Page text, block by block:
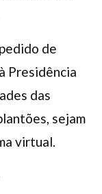
de
Presidência
das
sejam
virtual.